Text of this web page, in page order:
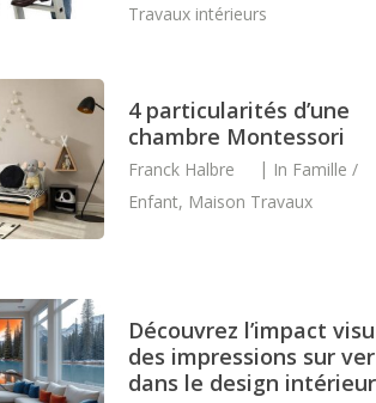
Travaux intérieurs
4 particularités d’une
chambre Montessori
Franck Halbre In Famille /
Enfant, Maison Travaux
Découvrez l’impact
des impressions sur
dans le design intérieur